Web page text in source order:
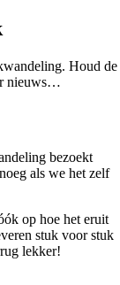
Houd de
nieuws…
bezoekt
als we het zelf
op hoe het eruit
stuk voor stuk
lekker!